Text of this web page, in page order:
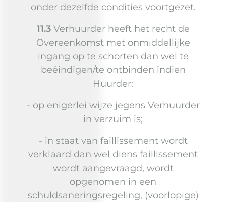
onder dezelfde condities voortgezet.
11.3Verhuurder heeft het recht de
Overeenkomst met onmiddellijke
ingang op te schorten dan wel te
beëindigen/te ontbinden indien
Huurder:
- op enigerlei wijze jegens Verhuurder
in verzuim is;
- in staat van faillissement wordt
verklaard dan wel diens faillissement
wordt aangevraagd, wordt
opgenomen in een
schuldsaneringsregeling, (voorlopige)